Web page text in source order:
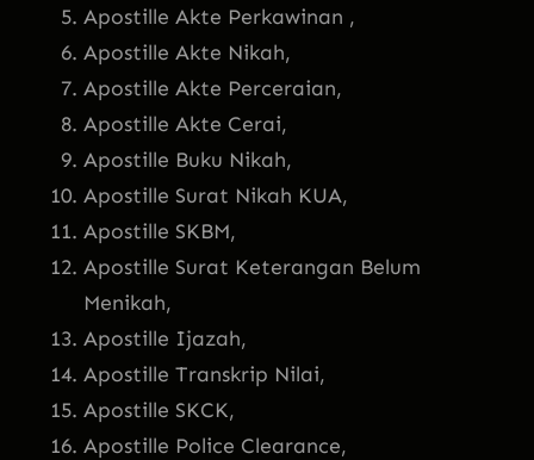
Apostille Akte Perkawinan ,
Apostille Akte Nikah,
Apostille Akte Perceraian,
Apostille Akte Cerai,
Apostille Buku Nikah,
Apostille Surat Nikah KUA,
Apostille SKBM,
Apostille Surat Keterangan Belum
Menikah,
Apostille Ijazah,
Apostille Transkrip Nilai,
Apostille SKCK,
Apostille Police Clearance,